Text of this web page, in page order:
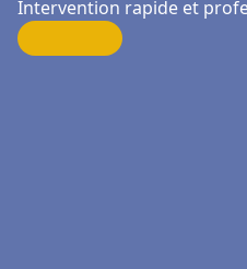
Intervention rapide et